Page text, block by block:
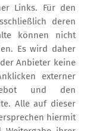
Links. Für den
deren
können nicht
Es wird daher
Anbieter keine
externer
und den
Alle auf dieser
hiermit